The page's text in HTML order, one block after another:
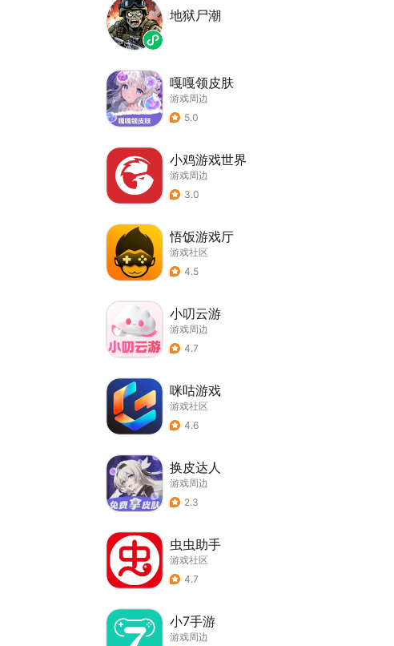
地狱尸潮
嘎嘎领皮肤
游戏周边
5.0
小鸡游戏世界
游戏周边
3.0
悟饭游戏厅
游戏社区
4.5
小叨云游
游戏周边
4.7
咪咕游戏
游戏社区
4.6
换皮达人
游戏周边
2.3
虫虫助手
游戏社区
4.7
小7手游
游戏周边